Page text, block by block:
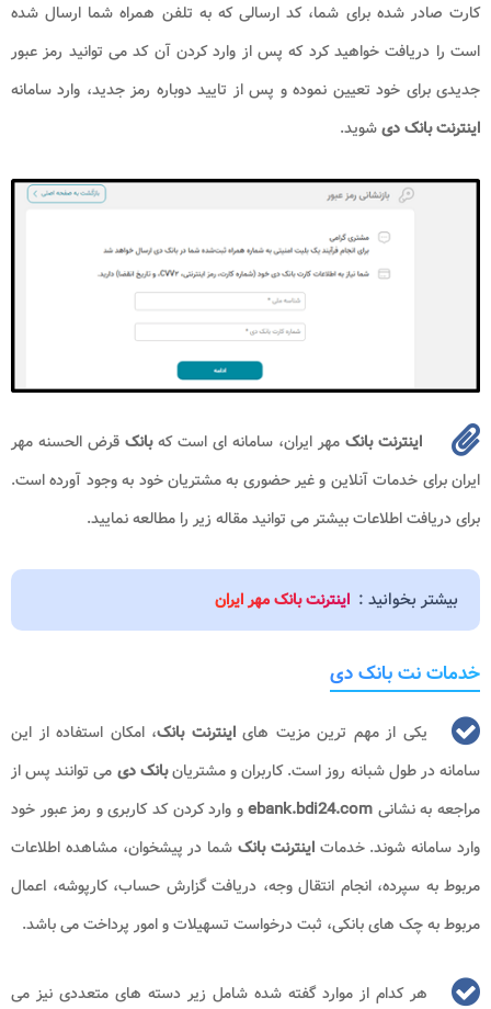
کارت صادر شده برای شما، کد ارسالی که به تلفن همراه شما ارسال شده
است را دریافت خواهید کرد که پس از وارد کردن آن کد می ‌توانید رمز عبور
جدیدی برای خود تعیین نموده و پس از تایید دوباره رمز جدید، وارد سامانه
اینترنت بانک دیشوید.
اینترنت بانک مهر ایران، سامانه ای است کهبانک قرض الحسنه مهر
ایران برای خدمات آنلاین و غیر حضوری به مشتریان خود به وجود آورده است.
برای دریافت اطلاعات بیشتر می توانید مقاله زیر را مطالعه نمایید.
بیشتر بخوانید : اینترنت بانک مهر ایران
خدمات نت بانک دی
یکی از مهم‌ ترین مزیت‌ هایاینترنت بانک، امکان استفاده از این
سامانه در طول شبانه روز است. کاربران و مشتریانبانک دی می‌ توانند پس از
مراجعه به نشانی ebank.bdi24.comو وارد کردن کد کاربری و رمز عبور خود
وارد سامانه شوند. خدمات اینترنت بانک شما در پیشخوان، مشاهده اطلاعات
مربوط به سپرده، انجام انتقال وجه، دریافت گزارش حساب، کارپوشه، اعمال
مربوط به چک های بانکی، ثبت درخواست تسهیلات و امور پرداخت می‌ باشد.
هر کدام از موارد گفته شده شامل زیر دسته‌ های متعددی نیز می‌